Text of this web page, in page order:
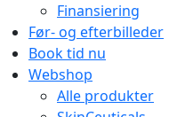
Finansiering
Før- og efterbilleder
Book tid nu
Webshop
Alle produkter